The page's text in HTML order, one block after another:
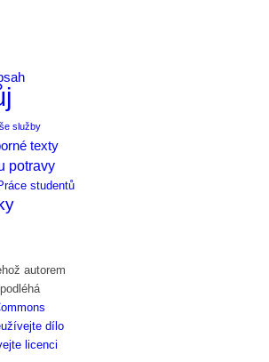
služby
texty
potravy
studentů
autorem
dílo
licenci